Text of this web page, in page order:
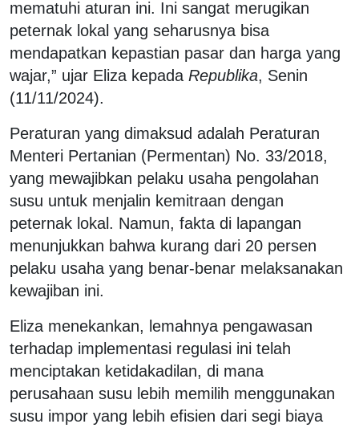
mematuhi aturan ini. Ini sangat merugikan
peternak lokal yang seharusnya bisa
mendapatkan kepastian pasar dan harga yang
wajar,” ujar Eliza kepada Republika, Senin
(11/11/2024).
Peraturan yang dimaksud adalah Peraturan
Menteri Pertanian (Permentan) No. 33/2018,
yang mewajibkan pelaku usaha pengolahan
susu untuk menjalin kemitraan dengan
peternak lokal. Namun, fakta di lapangan
menunjukkan bahwa kurang dari 20 persen
pelaku usaha yang benar-benar melaksanakan
kewajiban ini.
Eliza menekankan, lemahnya pengawasan
terhadap implementasi regulasi ini telah
menciptakan ketidakadilan, di mana
perusahaan susu lebih memilih menggunakan
susu impor yang lebih efisien dari segi biaya